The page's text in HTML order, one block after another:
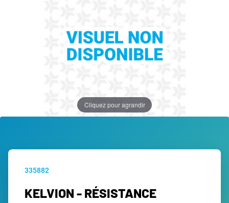
Cliquez pour agrandir
335882
KELVION - RÉSISTANCE